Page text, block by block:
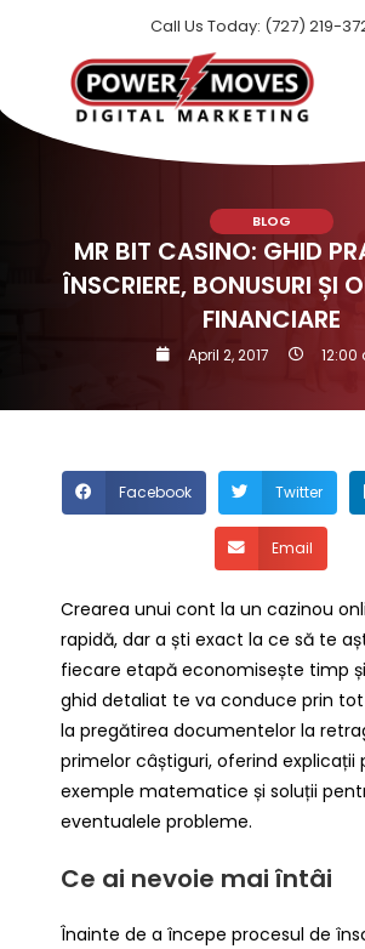
Call Us Today: (727) 219-
BLOG
MR BIT CASINO: GHID
ÎNSCRIERE, BONUSURI ȘI
FINANCIARE
April 2, 2017 12:00
Facebook Twitter
Email
Crearea unui cont la un cazinou
rapidă, dar a ști exact la ce să te
fiecare etapă economisește timp
ghid detaliat te va conduce prin tot
la pregătirea documentelor la
primelor câștiguri, oferind explicații
exemple matematice și soluții
eventualele probleme.
Ce ai nevoie mai întâi
Înainte de a începe procesul de